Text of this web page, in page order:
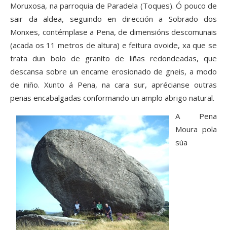
Moruxosa, na parroquia de Paradela (Toques). Ó pouco de
sair da aldea, seguindo en dirección a Sobrado dos
Monxes, contémplase a Pena, de dimensións descomunais
(acada os 11 metros de altura) e feitura ovoide, xa que se
trata dun bolo de granito de liñas redondeadas, que
descansa sobre un encame erosionado de gneis, a modo
de niño. Xunto á Pena, na cara sur, aprécianse outras
penas encabalgadas conformando un amplo abrigo natural.
A Pena
Moura pola
súa